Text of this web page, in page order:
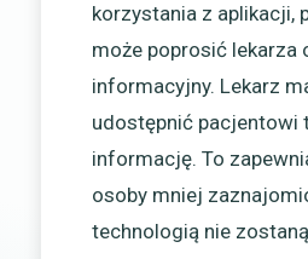
korzystania z aplikacji,
może poprosić lekarza
informacyjny. Lekarz
udostępnić pacjentowi
informację. To
osoby mniej
technologią nie